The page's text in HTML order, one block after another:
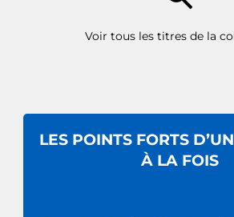
Voir tous les titres de la
LES POINTS FORTS
À LA FOIS